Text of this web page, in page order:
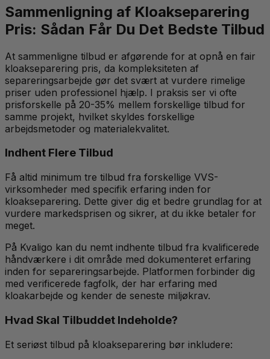
Sammenligning af Kloakseparering
Pris: Sådan Får Du Det Bedste Tilbud
At sammenligne tilbud er afgørende for at opnå en fair
kloakseparering pris, da kompleksiteten af
separeringsarbejde gør det svært at vurdere rimelige
priser uden professionel hjælp. I praksis ser vi ofte
prisforskelle på 20-35% mellem forskellige tilbud for
samme projekt, hvilket skyldes forskellige
arbejdsmetoder og materialekvalitet.
Indhent Flere Tilbud
Få altid minimum tre tilbud fra forskellige VVS-
virksomheder med specifik erfaring inden for
kloakseparering. Dette giver dig et bedre grundlag for at
vurdere markedsprisen og sikrer, at du ikke betaler for
meget.
På Kvaligo kan du nemt indhente tilbud fra kvalificerede
håndværkere i dit område med dokumenteret erfaring
inden for separeringsarbejde. Platformen forbinder dig
med verificerede fagfolk, der har erfaring med
kloakarbejde og kender de seneste miljøkrav.
Hvad Skal Tilbuddet Indeholde?
Et seriøst tilbud på kloakseparering bør inkludere: